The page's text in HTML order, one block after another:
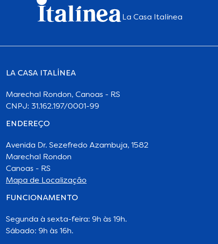
La Casa Italínea
LA CASA ITALÍNEA
Marechal Rondon, Canoas - RS
CNPJ: 31.162.197/0001-99
ENDEREÇO
Avenida Dr. Sezefredo Azambuja, 1582
Marechal Rondon
Canoas - RS
Mapa de Localização
FUNCIONAMENTO
Segunda à sexta-feira: 9h às 19h.
Sábado: 9h às 16h.